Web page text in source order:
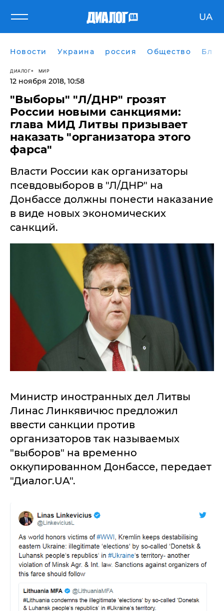
UA
Новости Украина россия Общество
ДИАЛОГ МИР
12 ноября 2018, 10:58
"Выборы" "Л/ДНР" грозят
России новыми санкциями:
глава МИД Литвы призывает
наказать "организатора этого
фарса"
Власти России как организаторы
псевдовыборов в "Л/ДНР" на
Донбассе должны понести наказание
в виде новых экономических
санкций.
Министр иностранных дел Литвы
Линас Линкявичюс предложил
ввести санкции против
организаторов так называемых
"выборов" на временно
оккупированном Донбассе, передает
"Диалог.UA".